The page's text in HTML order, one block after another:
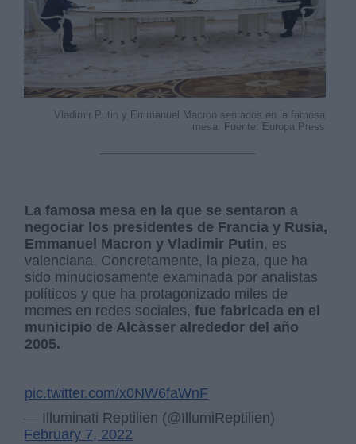
Vladimir Putin y Emmanuel Macron sentados en la famosa
mesa. Fuente: Europa Press
La famosa mesa en la que se sentaron a
negociar los presidentes de Francia y Rusia,
Emmanuel Macron y Vladimir Putin, es
valenciana. Concretamente, la pieza, que ha
sido minuciosamente examinada por analistas
políticos y que ha protagonizado miles de
memes en redes sociales,fue fabricada en el
municipio de Alcàsser alrededor del año
2005.
pic.twitter.com/x0NW6faWnF
— Illuminati Reptilien (@IllumiReptilien)
February 7, 2022